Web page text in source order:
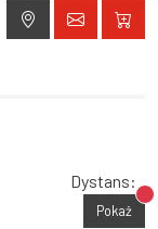
Dystans:
Pokaż